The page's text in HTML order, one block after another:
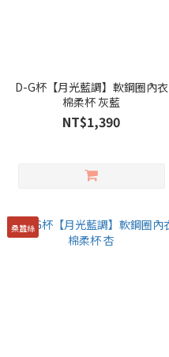
D-G杯【月光藍調】軟鋼圈內衣
棉柔杯 灰藍
NT$1,390
桑蠶絲